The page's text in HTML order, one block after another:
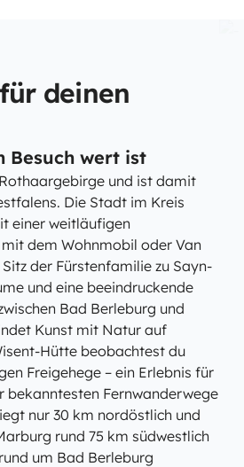
deinen
Besuch wert ist
und ist damit
Die Stadt im Kreis
einer weitläufigen
dem Wohnmobil oder Van
der Fürstenfamilie zu Sayn-
und eine beeindruckende
Bad Berleburg und
Kunst mit Natur auf
Hütte beobachtest du
Freigehege – ein Erlebnis für
bekanntesten Fernwanderwege
nur 30 km nordöstlich und
rund 75 km südwestlich
um Bad Berleburg